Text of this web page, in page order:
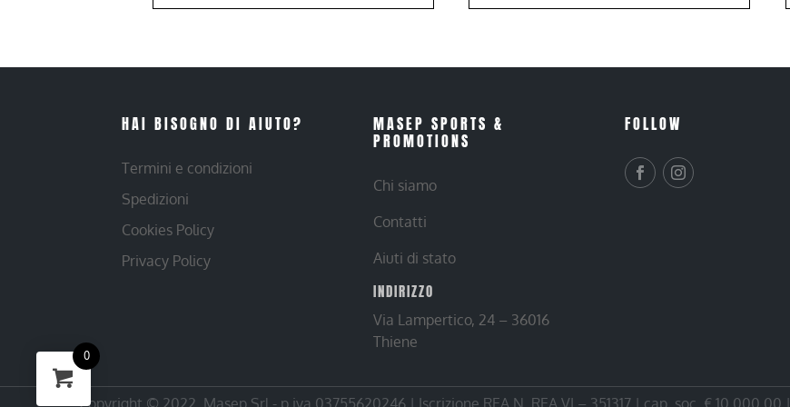
HAI BISOGNO DI AIUTO?
Termini e condizioni
Spedizioni
Cookies Policy
Privacy Policy
MASEP SPORTS &
PROMOTIONS
Chi siamo
Contatti
Aiuti di stato
INDIRIZZO
Via Lampertico, 24 – 36016
Thiene
FOLLOW
Copyright © 2022. Masep Srl - p.iva 03755620246 | Iscrizione REA N. REA VI – 351317 | cap. soc. € 10.000,00 |
0